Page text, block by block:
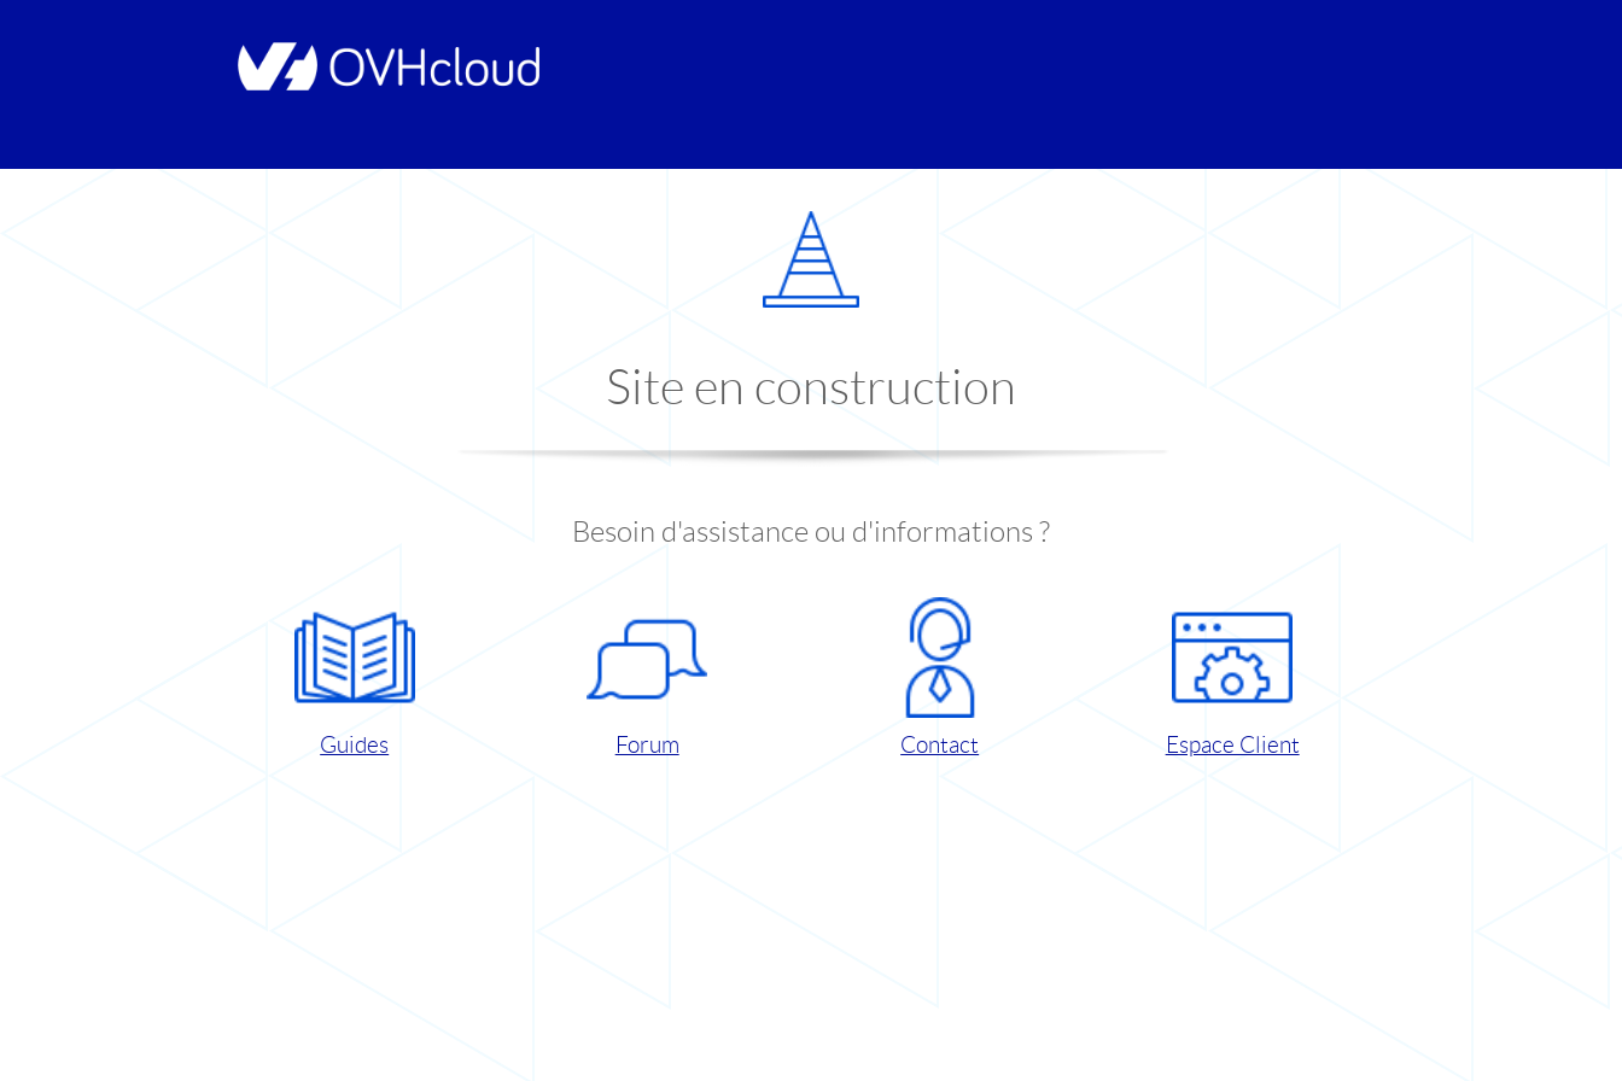
Site en construction
Besoin d'assistance ou d'informations ?
Guides Forum Contact Espace Client